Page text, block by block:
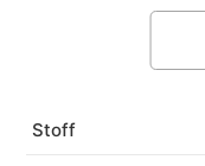
Stoff